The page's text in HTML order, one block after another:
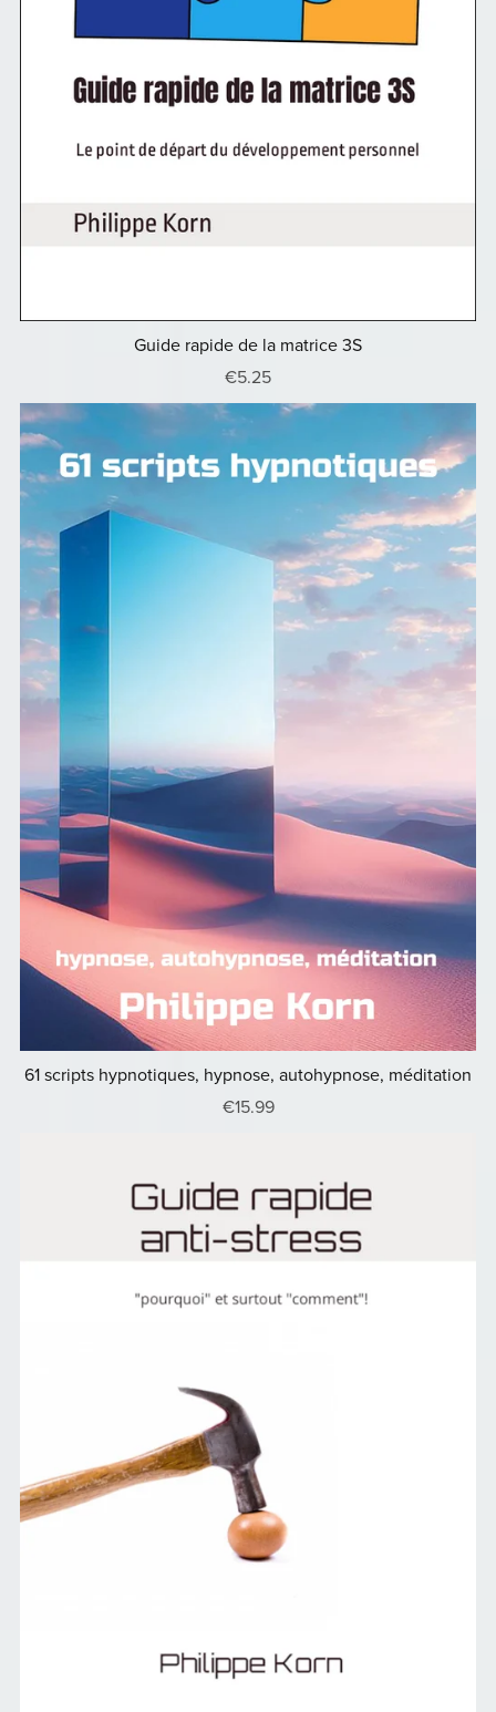
Guide rapide de la matrice 3S
€5.25
61 scripts hypnotiques, hypnose, autohypnose, méditation
€15.99